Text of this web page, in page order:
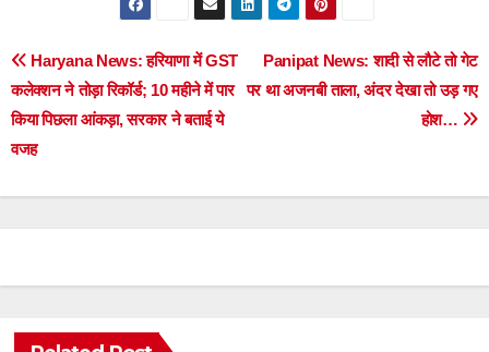
Post
navigation
Panipat News: शादी से लौटे तो गेट
पर था अजनबी ताला, अंदर देखा तो उड़ गए
होश…
Haryana News: हरियाणा में GST
कलेक्शन ने तोड़ा रिकॉर्ड; 10 महीने में पार
किया पिछला आंकड़ा, सरकार ने बताई ये
वजह